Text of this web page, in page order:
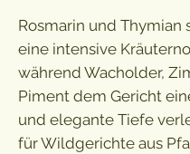
Rosmarin und Thymian
eine intensive
während Wacholder,
Piment dem Gericht
und elegante Tiefe
für Wildgerichte aus